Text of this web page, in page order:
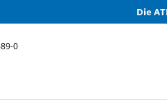
Die
0